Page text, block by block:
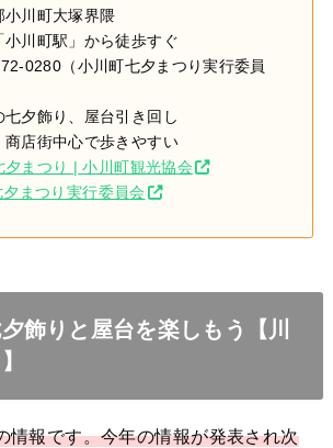
小川町大塚界隈
小川町駅」から徒歩すぐ
0280（小川町七夕まつり実行委員
七夕飾り、屋台引き回し
商店街中心で歩きやすい
夕まつり | 小川町観光協会
まつり実行委員会
飾りと屋台を楽しもう【川
報です。今年の情報が発表され次